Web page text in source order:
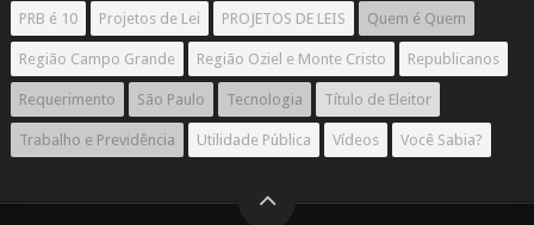
PRB é 10 Projetos de Lei PROJETOS DE LEIS Quem é Quem
Região Campo Grande Região Oziel e Monte Cristo Republicanos
Requerimento São Paulo Tecnologia Título de Eleitor
Trabalho e Previdência Utilidade Pública Vídeos Você Sabia?